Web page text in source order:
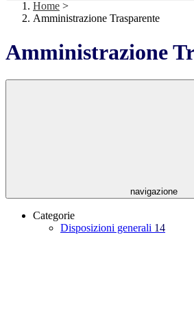
Home >
Amministrazione Trasparente
Amministrazione
navigazione
Categorie
Disposizioni generali 14